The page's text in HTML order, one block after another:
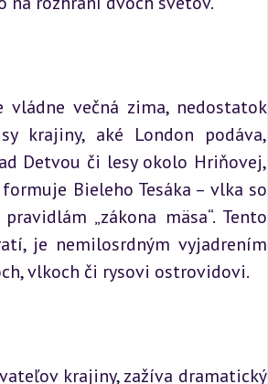
večná zima, nedostatok
krajiny, aké London podáva,
Detvou či lesy okolo Hriňovej,
Bieleho Tesáka – vlka so
„zákona mäsa“. Tento
je nemilosrdným vyjadrením
vlkoch či rysovi ostrovidovi.
krajiny, zažíva dramatický